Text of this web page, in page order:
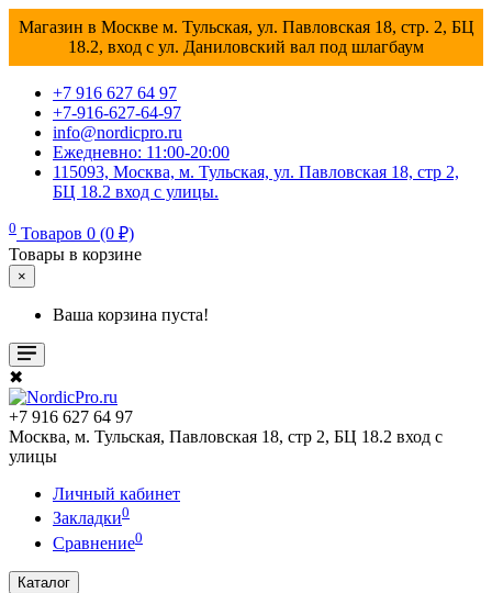
Магазин в Москве м. Тульская, ул. Павловская 18, стр. 2, БЦ
18.2, вход с ул. Даниловский вал под шлагбаум
+7 916 627 64 97
+7-916-627-64-97
info@nordicpro.ru
Ежедневно: 11:00-20:00
115093, Москва, м. Тульская, ул. Павловская 18, стр 2,
БЦ 18.2 вход с улицы.
0 Товаров 0 (0 ₽)
Товары в корзине
×
Ваша корзина пуста!
✖
+7 916 627 64 97
Москва, м. Тульская, Павловская 18, стр 2, БЦ 18.2 вход с
улицы
Личный кабинет
Закладки0
Сравнение0
Каталог